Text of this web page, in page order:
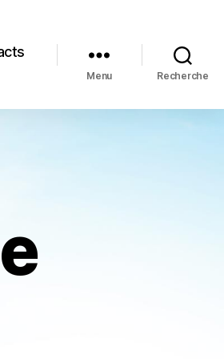
Menu Recherche